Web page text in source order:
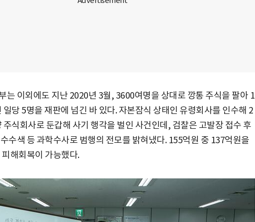
는 이외에도 지난 2020년 3월, 3600여명을 상대로 깡통 주식을 팔아 1
일당 5명을 재판에 넘긴 바 있다. 자본잠식 상태인 유령회사를 인수해 2
주식회사로 둔갑해 사기 행각을 벌인 사건인데, 검찰은 고발장 접수 후
수색 등 과학수사로 범행의 전모를 밝혀냈다. 155억원 중 137억원을
해회복이 가능했다.